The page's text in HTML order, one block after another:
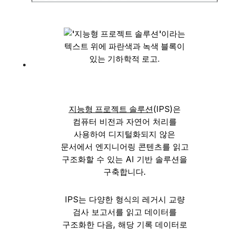
지능형 프로젝트 솔루션(IPS)은
컴퓨터 비전과 자연어 처리를
사용하여 디지털화되지 않은
문서에서 엔지니어링 콘텐츠를 읽고
구조화할 수 있는 AI 기반 솔루션을
구축합니다.
IPS는 다양한 형식의 레거시 교량
검사 보고서를 읽고 데이터를
구조화한 다음, 해당 기록 데이터로